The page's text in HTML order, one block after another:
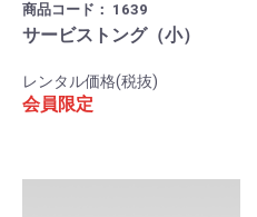
商品コード： 1639
サービストング（小）
レンタル価格(税抜)
会員限定